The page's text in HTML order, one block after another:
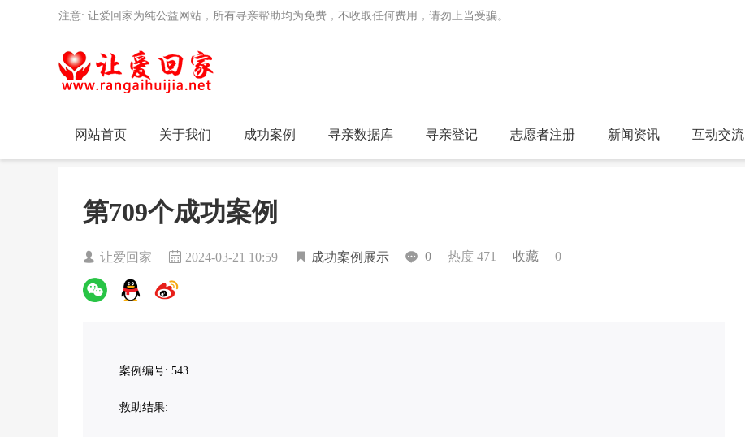
注意: 让爱回家为纯公益网站，所有寻亲帮助均为免费，不收取任何费用，请勿上当受骗。
网站首页 关于我们 成功案例 寻亲数据库 寻亲登记 志愿者注册 新闻资讯 互动交流
第709个成功案例
让爱回家 2024-03-21 10:59 成功案例展示 0 热度 471 收藏 0
案例编号: 543
救助结果: